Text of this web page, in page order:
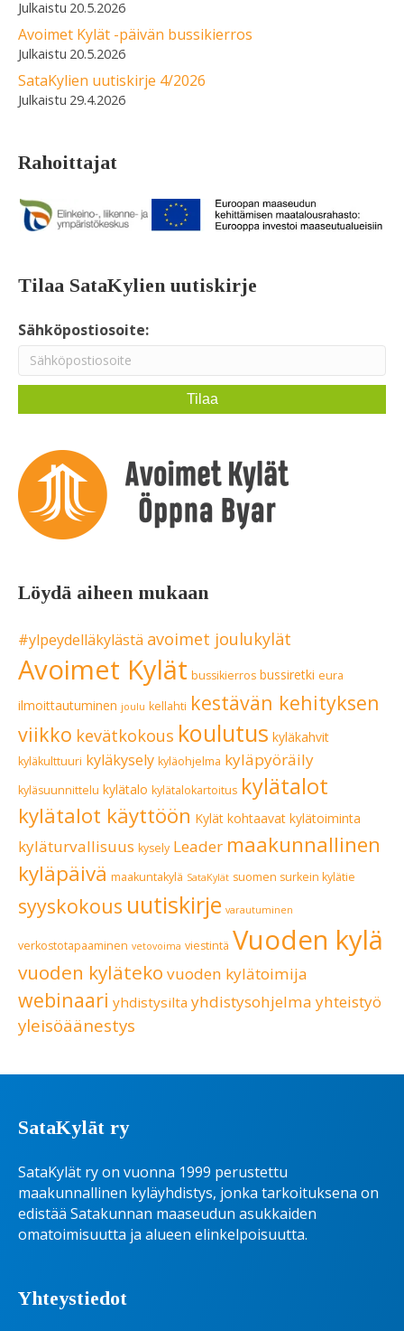
20.5.2026
Avoimet Kylät -päivän bussikierros
20.5.2026
SataKylien uutiskirje 4/2026
29.4.2026
Rahoittajat
Tilaa SataKylien uutiskirje
Sähköpostiosoite:
Löydä aiheen mukaan
#ylpeydelläkylästä avoimet joulukylät
Avoimet Kylät bussikierros bussiretki eura
ilmoittautuminen joulu kellahti kestävän kehityksen
viikko kevätkokous koulutus kyläkahvit
kyläkulttuuri kyläkysely kyläohjelma kyläpyöräily
kyläsuunnittelu kylätalo kylätalokartoitus kylätalot
kylätalot käyttöön Kylät kohtaavat kylätoiminta
kyläturvallisuus kysely Leader maakunnallinen
kyläpäivä maakuntakylä SataKylät suomen surkein kylätie
syyskokous uutiskirje varautuminen
verkostotapaaminen vetovoima viestintä Vuoden kylä
vuoden kyläteko vuoden kylätoimija
webinaari yhdistysilta yhdistysohjelma yhteistyö
yleisöäänestys
SataKylät ry
SataKylät ry on vuonna 1999 perustettu
maakunnallinen kyläyhdistys, jonka tarkoituksena on
edistää Satakunnan maaseudun asukkaiden
omatoimisuutta ja alueen elinkelpoisuutta.
Yhteystiedot